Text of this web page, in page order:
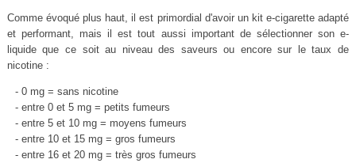
Comme évoqué plus haut, il est primordial d'avoir un kit e-cigarette adapté
et performant, mais il est tout aussi important de sélectionner son e-
liquide que ce soit au niveau des saveurs ou encore sur le taux de
nicotine :
- 0 mg = sans nicotine
- entre 0 et 5 mg = petits fumeurs
- entre 5 et 10 mg = moyens fumeurs
- entre 10 et 15 mg = gros fumeurs
- entre 16 et 20 mg = très gros fumeurs